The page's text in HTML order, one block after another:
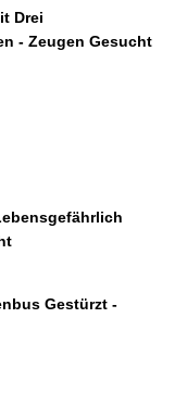
Drei
- Zeugen Gesucht
Gestürzt -